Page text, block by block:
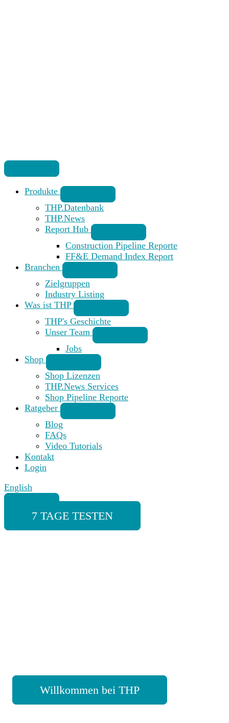
Produkte
THP.Datenbank
THP.News
Report Hub
Construction Pipeline Reporte
FF&E Demand Index Report
Branchen
Zielgruppen
Industry Listing
Was ist THP
THP's Geschichte
Unser Team
Jobs
Shop
Shop Lizenzen
THP.News Services
Shop Pipeline Reporte
Ratgeber
Blog
FAQs
Video Tutorials
Kontakt
Login
English
7 TAGE TESTEN
Willkommen bei THP